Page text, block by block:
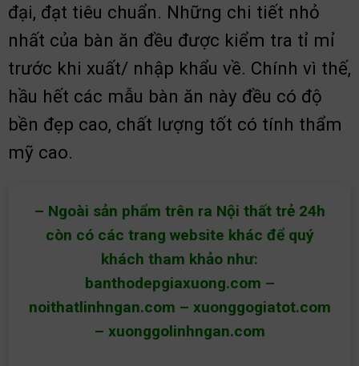
đại, đạt tiêu chuẩn. Những chi tiết nhỏ
nhất của bàn ăn đều được kiểm tra tỉ mỉ
trước khi xuất/ nhập khẩu về. Chính vì thế,
hầu hết các mẫu bàn ăn này đều có độ
bền đẹp cao, chất lượng tốt có tính thẩm
mỹ cao.
– Ngoài sản phẩm trên ra Nội thất trẻ 24h
còn có các trang website khác để quý
khách tham khảo như:
banthodepgiaxuong.com –
noithatlinhngan.com – xuonggogiatot.com
– xuonggolinhngan.com